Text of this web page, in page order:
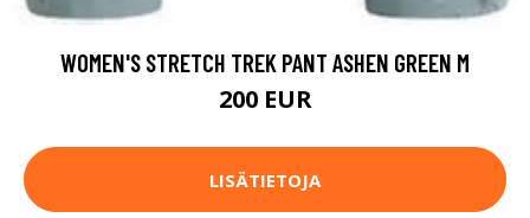
WOMEN'S STRETCH TREK PANT ASHEN GREEN M
200 EUR
LISÄTIETOJA